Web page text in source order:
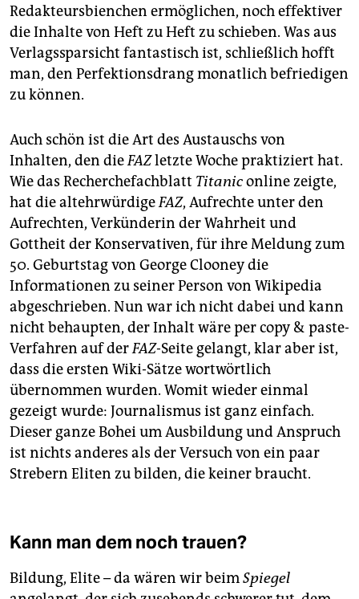
Redakteursbienchen ermöglichen, noch effektiver
die Inhalte von Heft zu Heft zu schieben. Was aus
Verlagssparsicht fantastisch ist, schließlich hofft
man, den Perfektionsdrang monatlich befriedigen
zu können.
Auch schön ist die Art des Austauschs von
Inhalten, den dieFAZletzte Woche praktiziert hat.
Wie das Recherchefachblatt Titaniconline zeigte,
hat die altehrwürdigeFAZ, Aufrechte unter den
Aufrechten, Verkünderin der Wahrheit und
Gottheit der Konservativen, für ihre Meldung zum
50. Geburtstag von George Clooney die
Informationen zu seiner Person von Wikipedia
abgeschrieben. Nun war ich nicht dabei und kann
nicht behaupten, der Inhalt wäre per copy & paste-
Verfahren auf derFAZ-Seite gelangt, klar aber ist,
dass die ersten Wiki-Sätze wortwörtlich
übernommen wurden. Womit wieder einmal
gezeigt wurde: Journalismus ist ganz einfach.
Dieser ganze Bohei um Ausbildung und Anspruch
ist nichts anderes als der Versuch von ein paar
Strebern Eliten zu bilden, die keiner braucht.
Kann man dem noch trauen?
Bildung, Elite – da wären wir beimSpiegel